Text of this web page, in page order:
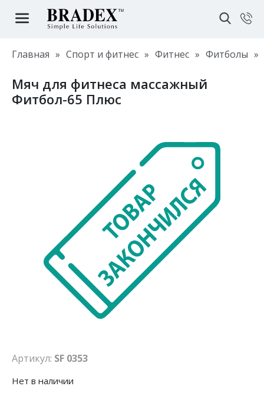
Главная » Спорт и фитнес » Фитнес » Фитболы »
Мяч для фитнеса массажный
Фитбол-65 Плюс
Артикул: SF 0353
Нет в наличии